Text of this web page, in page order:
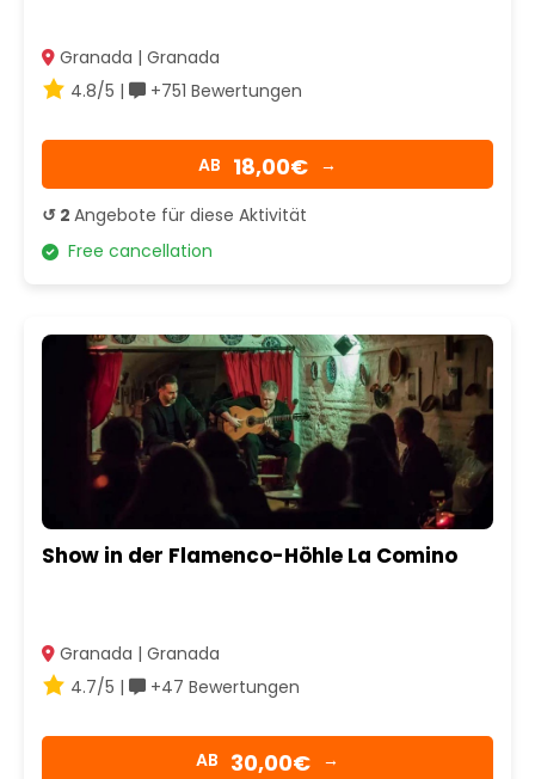
Granada | Granada
4.8/5 |
+751 Bewertungen
AB 18,00€ →
↺ 2 Angebote für diese Aktivität
Free cancellation
Show in der Flamenco-Höhle La Comino
Granada | Granada
4.7/5 |
+47 Bewertungen
AB 30,00€ →